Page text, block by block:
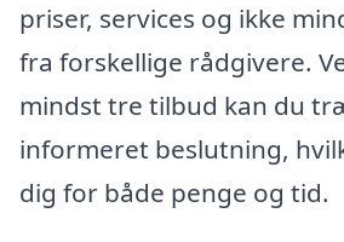
priser, services og ikke
fra forskellige rådgivere.
mindst tre tilbud kan du
informeret beslutning,
dig for både penge og tid.